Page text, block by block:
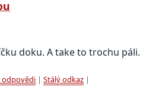
doku. A take to trochu páli.
odpovědi |Stálý odkaz |